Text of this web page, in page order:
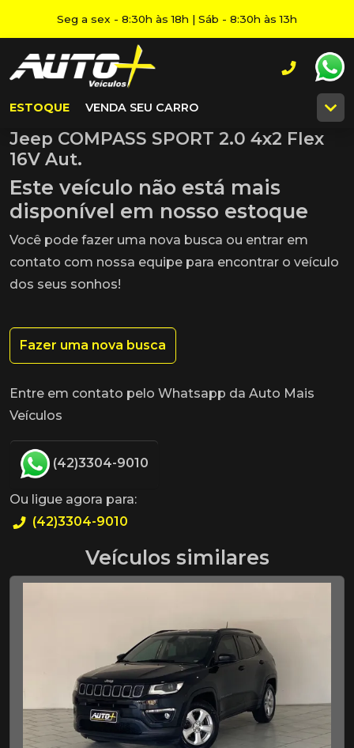
Seg a sex - 8:30h às 18h | Sáb - 8:30h às 13h
ESTOQUE VENDA SEU CARRO
Jeep COMPASS SPORT 2.0 4x2 Flex
16V Aut.
Este veículo não está mais
disponível em nosso estoque
Você pode fazer uma nova busca ou entrar em
contato com nossa equipe para encontrar o veículo
dos seus sonhos!
Fazer uma nova busca
Entre em contato pelo Whatsapp da Auto Mais
Veículos
(42)3304-9010
Ou ligue agora para:
(42)3304-9010
Veículos similares